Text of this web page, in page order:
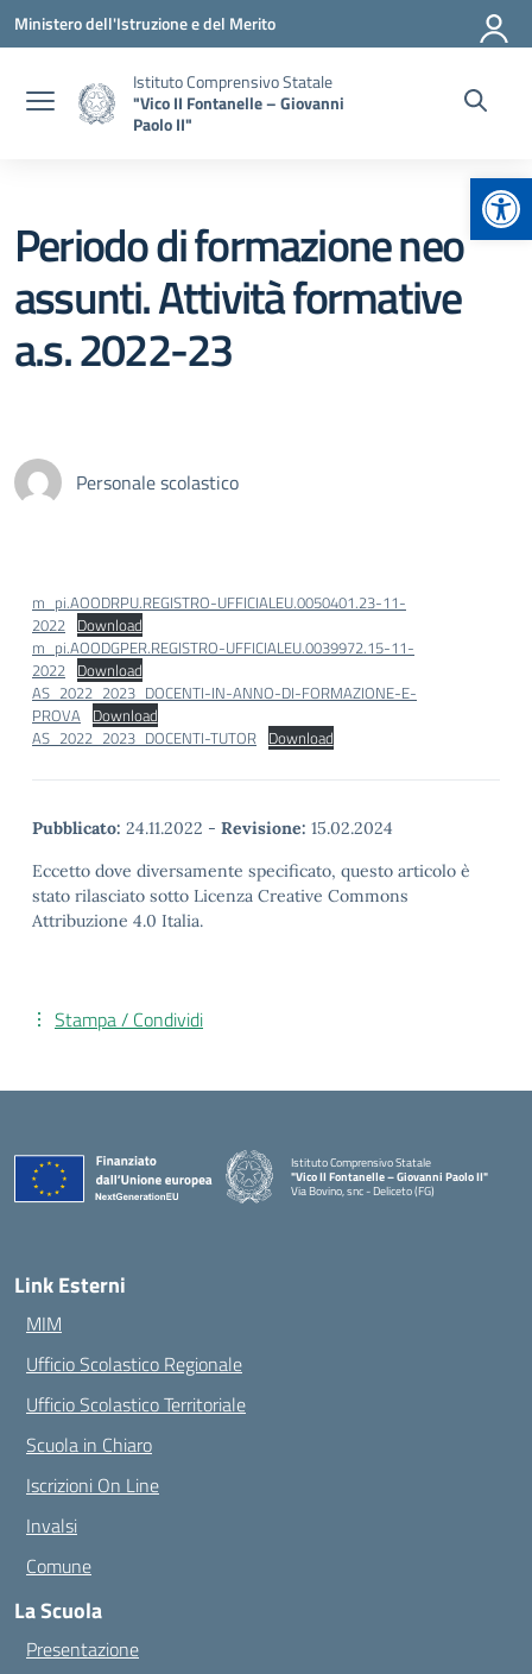
Vai ai contenuti
Vai al menu di navigazione
Vai al footer
Ministero dell'Istruzione e del Merito
Istituto Comprensivo Statale
"Vico II Fontanelle – Giovanni
Paolo II"
Periodo di formazione neo
assunti. Attività formative
a.s. 2022-23
Personale scolastico
m_pi.AOODRPU.REGISTRO-UFFICIALEU.0050401.23-11-
2022 Download
m_pi.AOODGPER.REGISTRO-UFFICIALEU.0039972.15-11-
2022 Download
AS_2022_2023_DOCENTI-IN-ANNO-DI-FORMAZIONE-E-
PROVA Download
AS_2022_2023_DOCENTI-TUTOR Download
Pubblicato: 24.11.2022 - Revisione: 15.02.2024
Eccetto dove diversamente specificato, questo articolo è
stato rilasciato sotto Licenza Creative Commons
Attribuzione 4.0 Italia.
Stampa / Condividi
Istituto Comprensivo Statale
"Vico II Fontanelle – Giovanni Paolo II"
Via Bovino, snc - Deliceto (FG)
Link Esterni
MIM
Ufficio Scolastico Regionale
Ufficio Scolastico Territoriale
Scuola in Chiaro
Iscrizioni On Line
Invalsi
Comune
La Scuola
Presentazione